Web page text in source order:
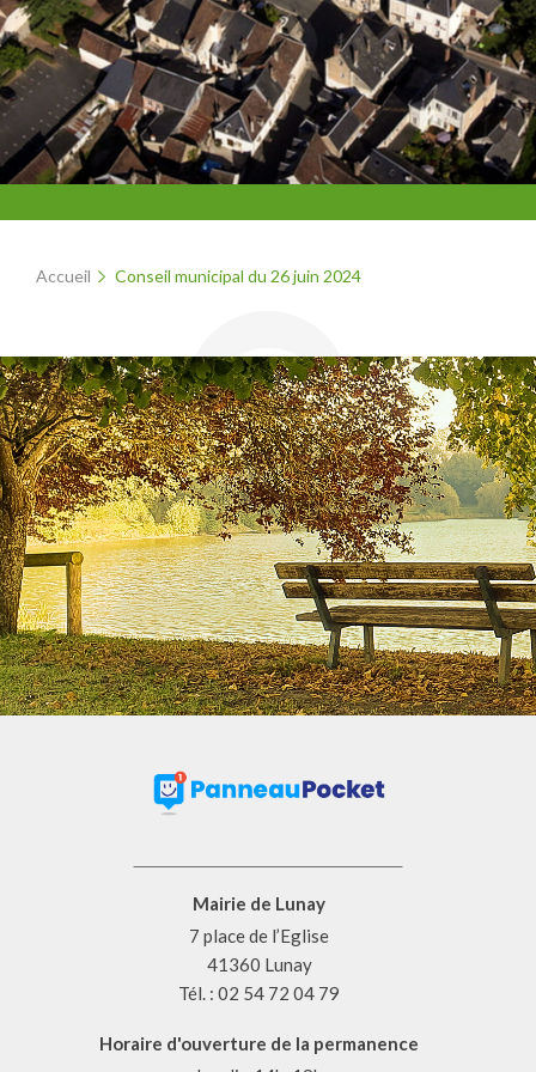
Accueil Conseil municipal du 26 juin 2024
Mairie de Lunay
7 place de l’Eglise
41360 Lunay
Tél. : 02 54 72 04 79
Horaire d'ouverture de la permanence